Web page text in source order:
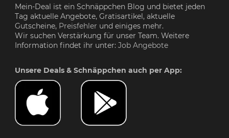
Mein-Deal ist ein Schnäppchen Blog und bietet jeden
Tag aktuelle Angebote, Gratisartikel, aktuelle
Gutscheine, Preisfehler und einiges mehr.
Wir suchen Verstärkung für unser Team. Weitere
Information findet ihr unter: Job Angebote
Unsere Deals & Schnäppchen auch per App: